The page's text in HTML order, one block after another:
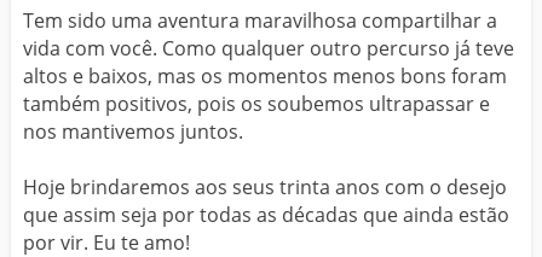
Tem sido uma aventura maravilhosa compartilhar a
vida com você. Como qualquer outro percurso já teve
altos e baixos, mas os momentos menos bons foram
também positivos, pois os soubemos ultrapassar e
nos mantivemos juntos.
Hoje brindaremos aos seus trinta anos com o desejo
que assim seja por todas as décadas que ainda estão
por vir. Eu te amo!